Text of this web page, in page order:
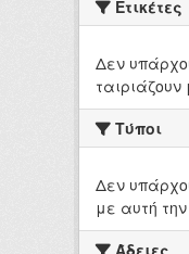
Ετικέτες
Δεν
Τύποι
Δεν
με αυτή
Άδειες